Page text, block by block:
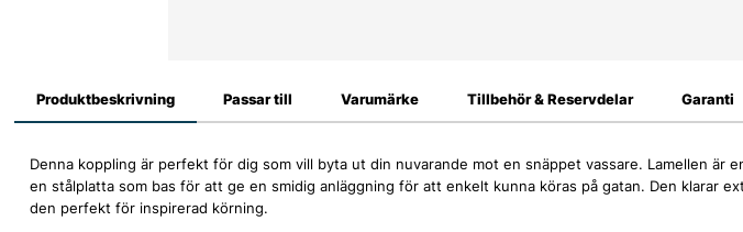
Produktbeskrivning
Denna koppling är perfekt för dig som vill byta ut din nuvarande mot en snäppet vassare. Lamellen är
en stålplatta som bas för att ge en smidig anläggning för att enkelt kunna köras på gatan. Den klarar
den perfekt för inspirerad körning.
Passar till Varumärke Tillbehör & Reservdelar Garanti